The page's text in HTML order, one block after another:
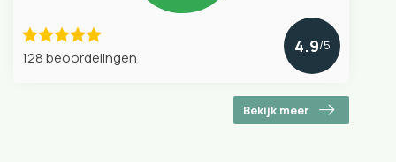
128 beoordelingen
4.9/5
Bekijk meer